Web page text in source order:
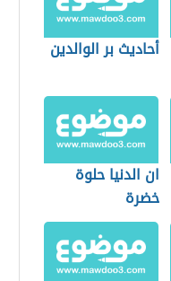
أحاديث بر الوالدين
ان الدنيا حلوة
خضرة